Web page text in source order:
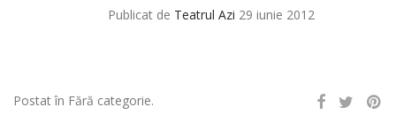
Publicat de Teatrul Azi 29 iunie 2012
Postat în Fără categorie.